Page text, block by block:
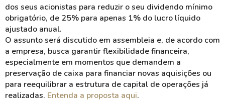
dos seus acionistas para reduzir o seu dividendo mínimo
obrigatório, de 25% para apenas 1% do lucro líquido
ajustado anual.
O assunto será discutido em assembleia e, de acordo com
a empresa, busca garantir flexibilidade financeira,
especialmente em momentos que demandem a
preservação de caixa para financiar novas aquisições ou
para reequilibrar a estrutura de capital de operações já
realizadas. Entenda a proposta aqui.